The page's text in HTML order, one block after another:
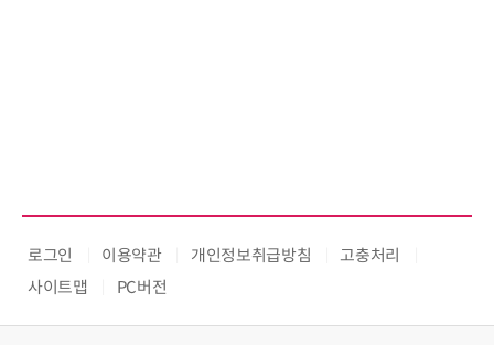
로그인 이용약관 개인정보취급방침
고충처리
사이트맵
PC버전